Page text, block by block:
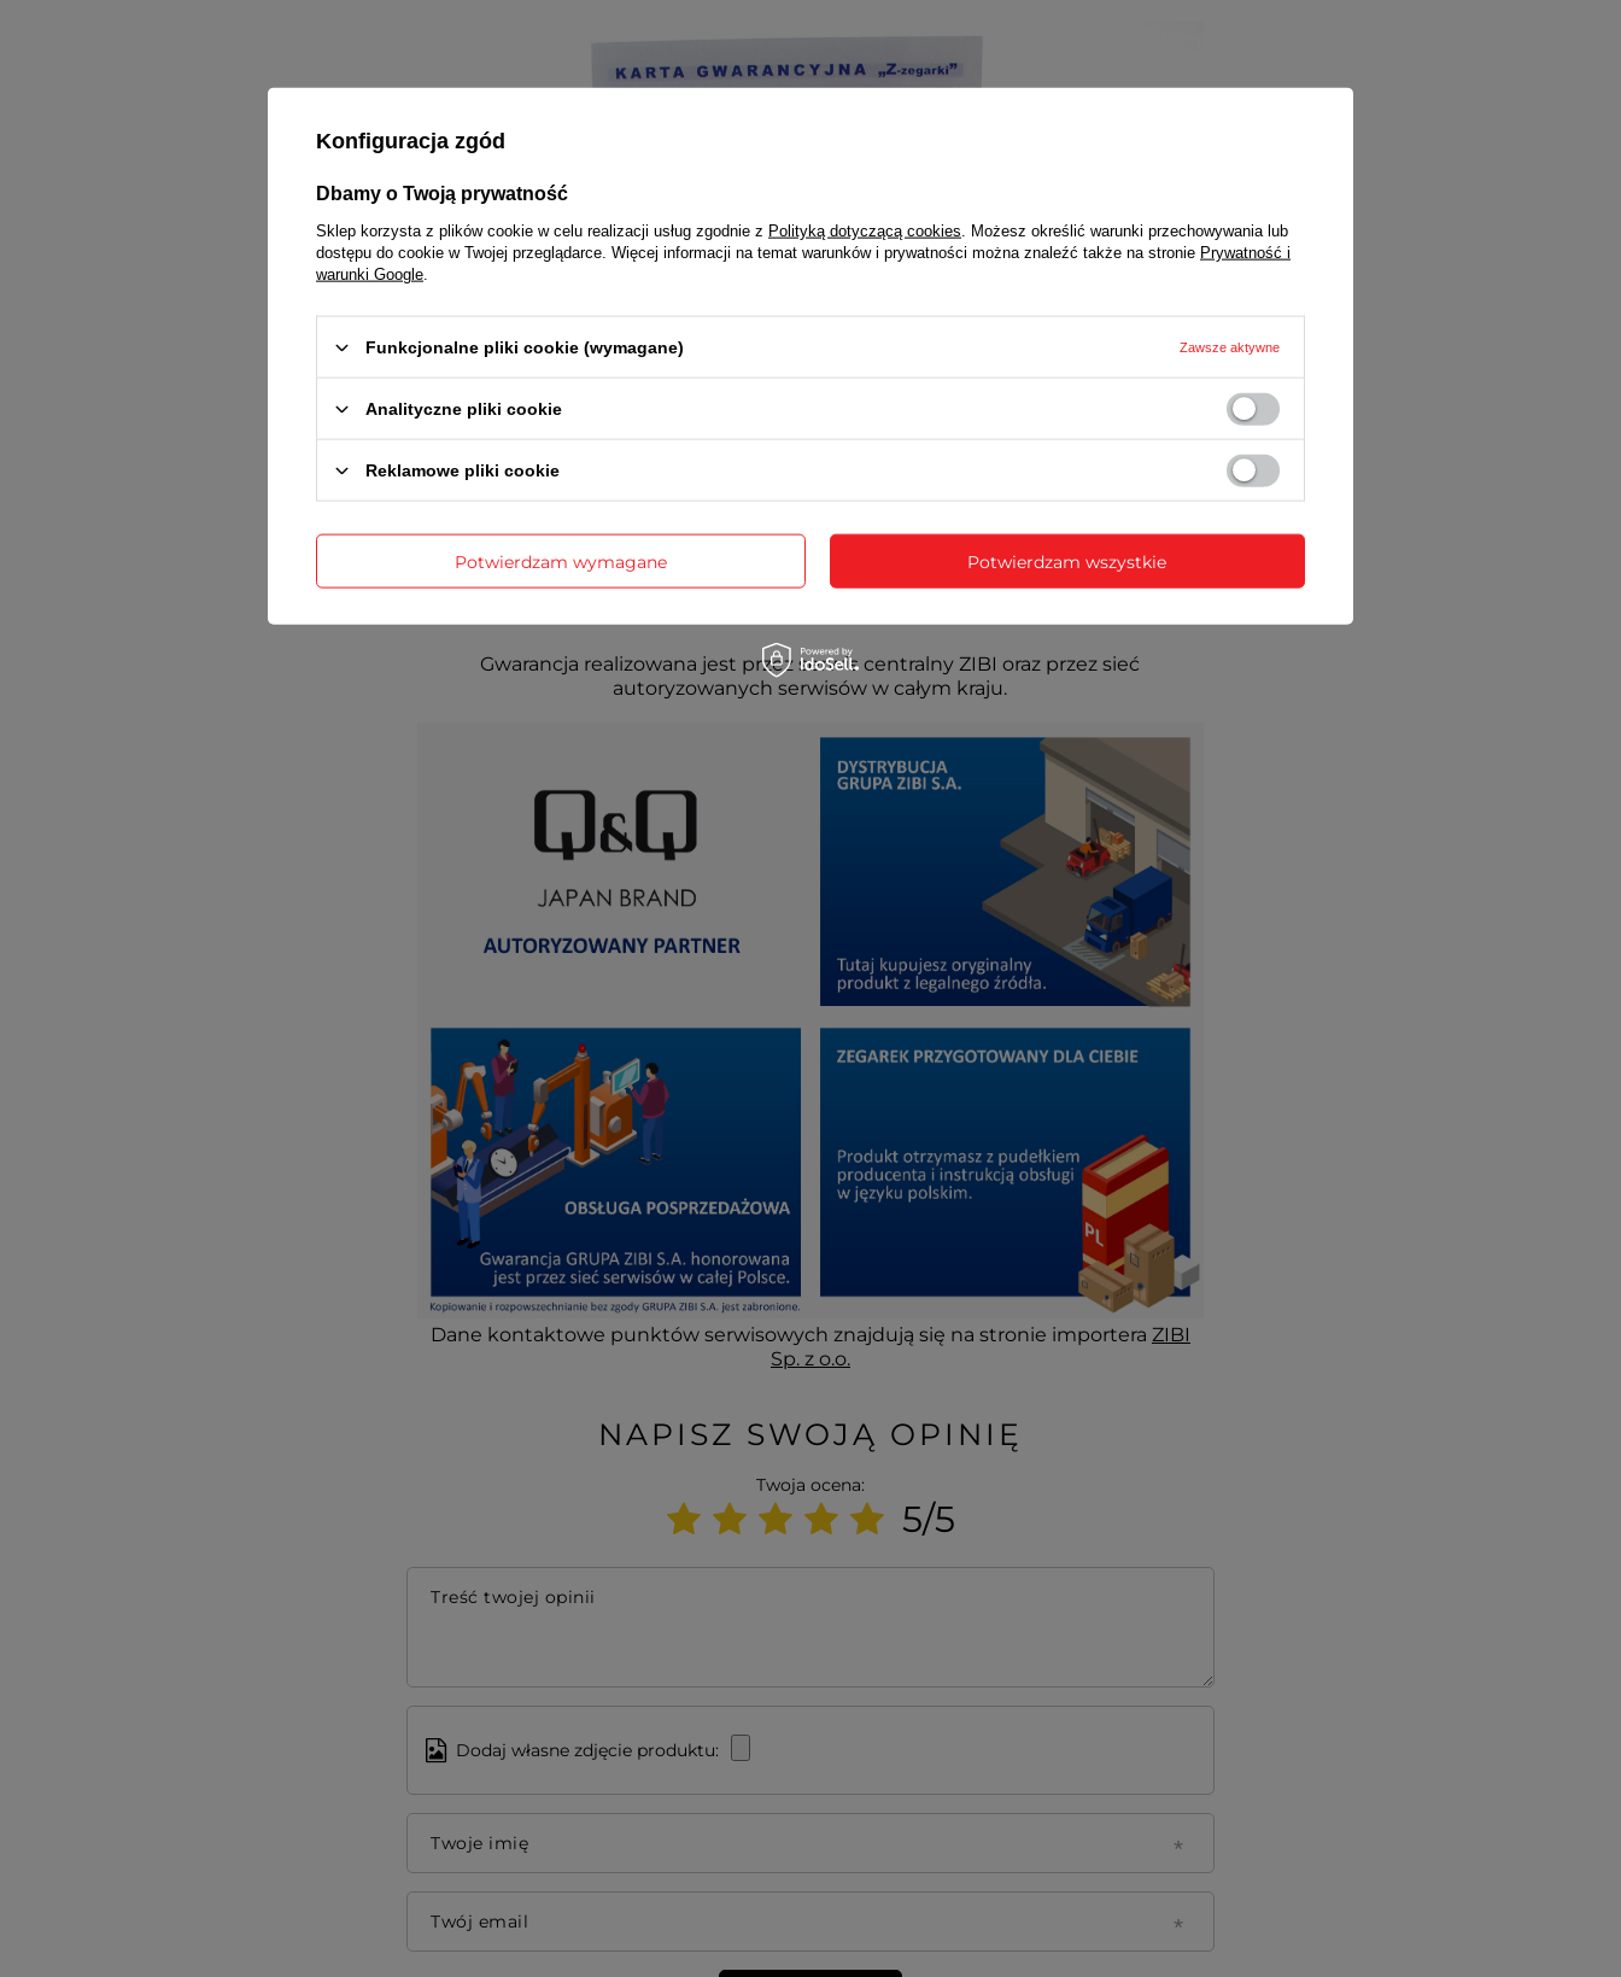
Gwarancja realizowana jest przez serwis centralny ZIBI oraz przez sieć
autoryzowanych serwisów w całym kraju.
Dane kontaktowe punktów serwisowych znajdują się na stronie importera ZIBI
Sp. z o.o.
NAPISZ SWOJĄ OPINIĘ
Twoja ocena:
5/5
Treść twojej opinii
Dodaj własne zdjęcie produktu:
Twoje imię
Twój email
Konfiguracja zgód
Dbamy o Twoją prywatność
Sklep korzysta z plików cookie w celu realizacji usług zgodnie z Polityką dotyczącą cookies . Możesz określić warunki przechowywania lub
dostępu do cookie w Twojej przeglądarce. Więcej informacji na temat warunków i prywatności można znaleźć także na stronie Prywatność i
warunki Google
Funkcjonalne pliki cookie (wymagane) Zawsze aktywne
Analityczne pliki cookie
Reklamowe pliki cookie
Potwierdzam wymagane Potwierdzam wszystkie